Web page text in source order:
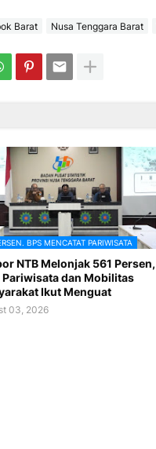
Barat Nusa Tenggara Barat
BPS MENCATAT PARIWISATA
NTB Melonjak 561 Persen,
Pariwisata dan Mobilitas
Ikut Menguat
03, 2026